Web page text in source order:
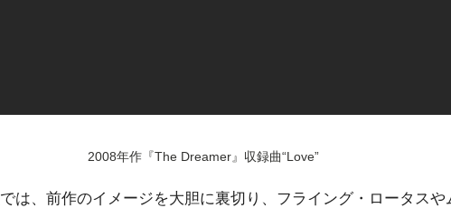
2008年作『The Dreamer』収録曲“Love”
では、前作のイメージを大胆に裏切り、フライング・ロータスや